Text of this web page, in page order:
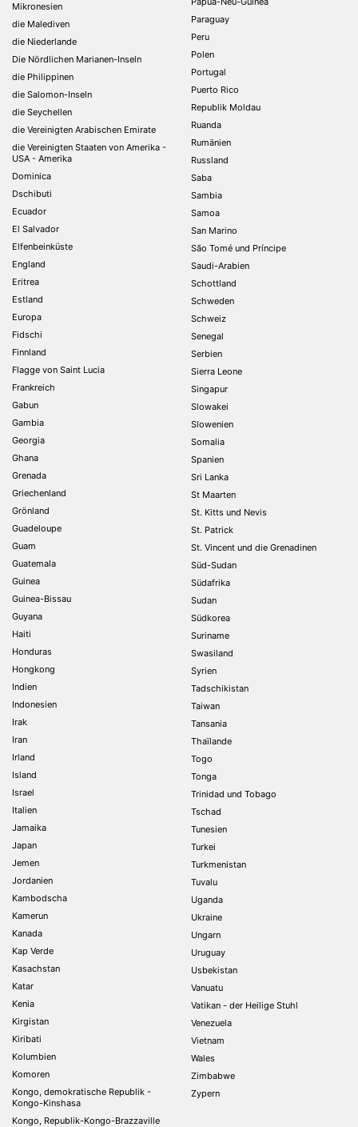
Mikronesien
die Malediven
die Niederlande
Die Nördlichen Marianen-Inseln
die Philippinen
die Salomon-Inseln
die Seychellen
die Vereinigten Arabischen Emirate
die Vereinigten Staaten von Amerika -
USA - Amerika
Dominica
Dschibuti
Ecuador
El Salvador
Elfenbeinküste
England
Eritrea
Estland
Europa
Fidschi
Finnland
Flagge von Saint Lucia
Frankreich
Gabun
Gambia
Georgia
Ghana
Grenada
Griechenland
Grönland
Guadeloupe
Guam
Guatemala
Guinea
Guinea-Bissau
Guyana
Haiti
Honduras
Hongkong
Indien
Indonesien
Irak
Iran
Irland
Island
Israel
Italien
Jamaika
Japan
Jemen
Jordanien
Kambodscha
Kamerun
Kanada
Kap Verde
Kasachstan
Katar
Kenia
Kirgistan
Kiribati
Kolumbien
Komoren
Kongo, demokratische Republik -
Kongo-Kinshasa
Kongo, Republik-Kongo-Brazzaville
Paraguay
Peru
Polen
Portugal
Puerto Rico
Republik Moldau
Ruanda
Rumänien
Russland
Saba
Sambia
Samoa
San Marino
São Tomé und Príncipe
Saudi-Arabien
Schottland
Schweden
Schweiz
Senegal
Serbien
Sierra Leone
Singapur
Slowakei
Slowenien
Somalia
Spanien
Sri Lanka
St Maarten
St. Kitts und Nevis
St. Patrick
St. Vincent und die Grenadinen
Süd-Sudan
Südafrika
Sudan
Südkorea
Suriname
Swasiland
Syrien
Tadschikistan
Taiwan
Tansania
Thaïlande
Togo
Tonga
Trinidad und Tobago
Tschad
Tunesien
Turkei
Turkmenistan
Tuvalu
Uganda
Ukraine
Ungarn
Uruguay
Usbekistan
Vanuatu
Vatikan - der Heilige Stuhl
Venezuela
Vietnam
Wales
Zimbabwe
Zypern